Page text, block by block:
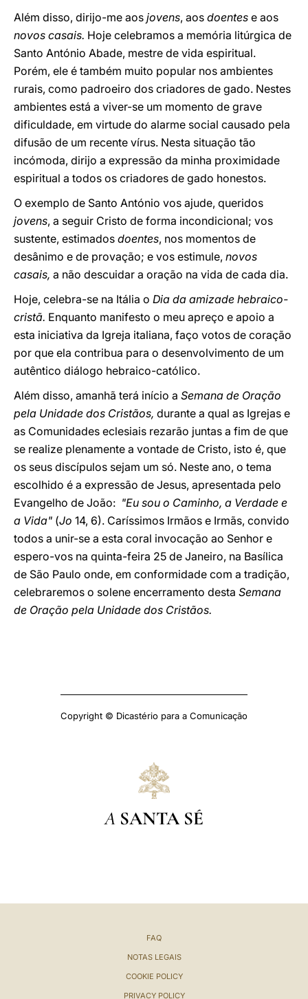
Além disso, dirijo-me aos jovens, aos doentes e aos
novos casais. Hoje celebramos a memória litúrgica de
Santo António Abade, mestre de vida espiritual.
Porém, ele é também muito popular nos ambientes
rurais, como padroeiro dos criadores de gado. Nestes
ambientes está a viver-se um momento de grave
dificuldade, em virtude do alarme social causado pela
difusão de um recente vírus. Nesta situação tão
incómoda, dirijo a expressão da minha proximidade
espiritual a todos os criadores de gado honestos.
O exemplo de Santo António vos ajude, queridos
jovens, a seguir Cristo de forma incondicional; vos
sustente, estimados doentes, nos momentos de
desânimo e de provação; e vos estimule, novos
casais, a não descuidar a oração na vida de cada dia.
Hoje, celebra-se na Itália o Dia da amizade hebraico-
cristã. Enquanto manifesto o meu apreço e apoio a
esta iniciativa da Igreja italiana, faço votos de coração
por que ela contribua para o desenvolvimento de um
autêntico diálogo hebraico-católico.
Além disso, amanhã terá início a Semana de Oração
pela Unidade dos Cristãos, durante a qual as Igrejas e
as Comunidades eclesiais rezarão juntas a fim de que
se realize plenamente a vontade de Cristo, isto é, que
os seus discípulos sejam um só. Neste ano, o tema
escolhido é a expressão de Jesus, apresentada pelo
Evangelho de João: "Eu sou o Caminho, a Verdade e
a Vida" (Jo 14, 6). Caríssimos Irmãos e Irmãs, convido
todos a unir-se a esta coral invocação ao Senhor e
espero-vos na quinta-feira 25 de Janeiro, na Basílica
de São Paulo onde, em conformidade com a tradição,
celebraremos o solene encerramento desta Semana
de Oração pela Unidade dos Cristãos.
Copyright © Dicastério para a Comunicação
A SANTA SÉ
FAQ
NOTAS LEGAIS
COOKIE POLICY
PRIVACY POLICY